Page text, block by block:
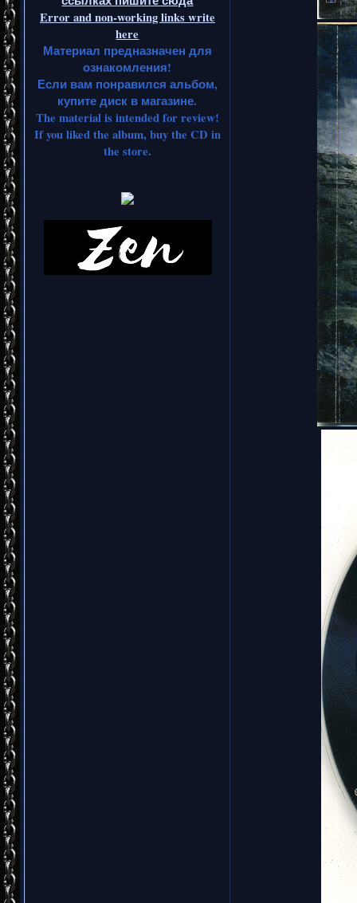
Error and non-working links write
here
Материал предназначен для
ознакомления!
Если вам понравился альбом,
купите диск в магазине.
The material is intended for review!
If you liked the album, buy the CD in
the store.